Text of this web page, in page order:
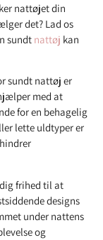
nattøjet din
det? Lad os
sundt nattøj kan
sundt nattøj er
med at
for en behagelig
lette uldtyper er
frihed til at
designs
under nattens
og